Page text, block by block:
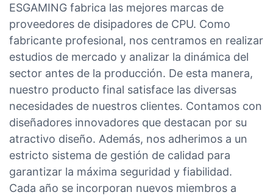
ESGAMING fabrica las mejores marcas de
proveedores de disipadores de CPU. Como
fabricante profesional, nos centramos en realizar
estudios de mercado y analizar la dinámica del
sector antes de la producción. De esta manera,
nuestro producto final satisface las diversas
necesidades de nuestros clientes. Contamos con
diseñadores innovadores que destacan por su
atractivo diseño. Además, nos adherimos a un
estricto sistema de gestión de calidad para
garantizar la máxima seguridad y fiabilidad.
Cada año se incorporan nuevos miembros a